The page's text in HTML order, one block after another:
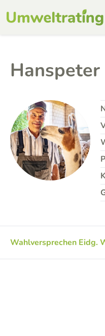
Wahlversprechen Eidg.